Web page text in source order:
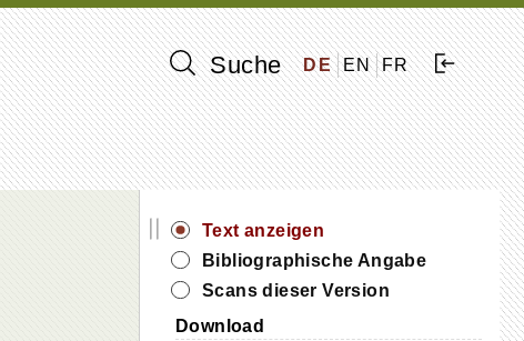
Suche DE EN FR
||
Text anzeigen
Bibliographische Angabe
Scans dieser Version
Download